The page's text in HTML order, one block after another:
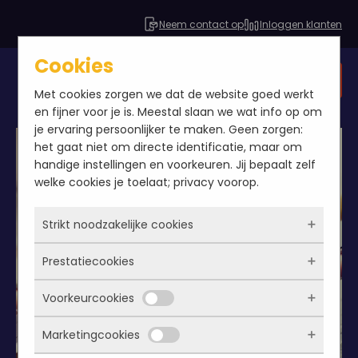
Neem contact op Inloggen klanten
Cookies
Met cookies zorgen we dat de website goed werkt
en fijner voor je is. Meestal slaan we wat info op om
je ervaring persoonlijker te maken. Geen zorgen:
het gaat niet om directe identificatie, maar om
handige instellingen en voorkeuren. Jij bepaalt zelf
welke cookies je toelaat; privacy voorop.
Strikt noodzakelijke cookies
Deze cookies zorgen ervoor dat de website
überhaupt werkt. Ze zijn dus altijd actief en
kunnen niet worden uitgezet. Meestal worden
ze alleen geplaatst als jij iets doet, zoals
inloggen, een formulier invullen of je
Prestatiecookies
Met deze cookies zien we hoe vaak onze site
bezocht wordt, waar bezoekers vandaan
komen en welke pagina’s populair zijn. Zo
Voorkeurcookies
Deze cookies onthouden jouw voorkeuren.
Marketingcookies